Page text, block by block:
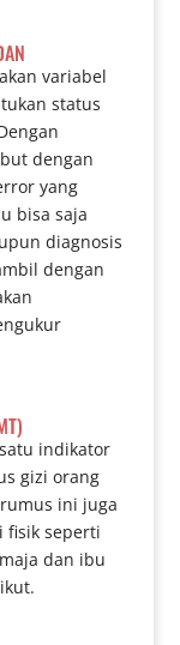
variabel
status
dengan
yang
bisa saja
diagnosis
dengan
indikator
gizi orang
ini juga
fisik seperti
dan ibu